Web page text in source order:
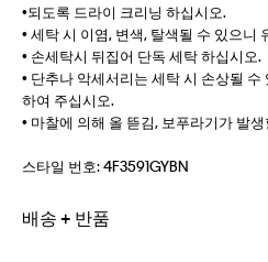
•되도록 드라이 크리닝 하십시오.
• 세탁 시 이염, 변색, 탈색될 수 있으니
• 손세탁시 뒤집어 단독 세탁 하십시오.
• 단추나 악세서리는 세탁 시 손상될
하여 주십시오.
• 마찰에 의해 올 뜯김, 보푸라기가 발
스타일 번호:4F3591GYBN
배송 + 반품